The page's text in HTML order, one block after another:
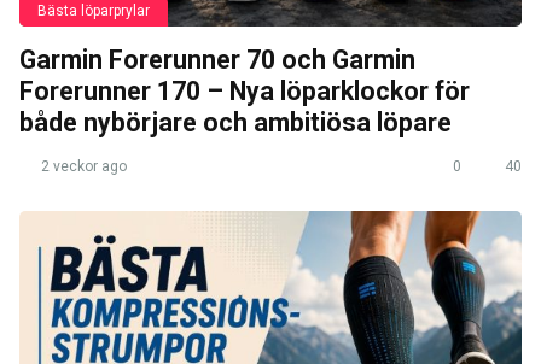
Bästa löparprylar
Garmin Forerunner 70 och Garmin
Forerunner 170 – Nya löparklockor för
både nybörjare och ambitiösa löpare
2 veckor ago 0 40